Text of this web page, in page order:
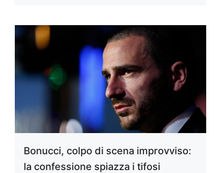
Bonucci, colpo di scena improvviso:
la confessione spiazza i tifosi